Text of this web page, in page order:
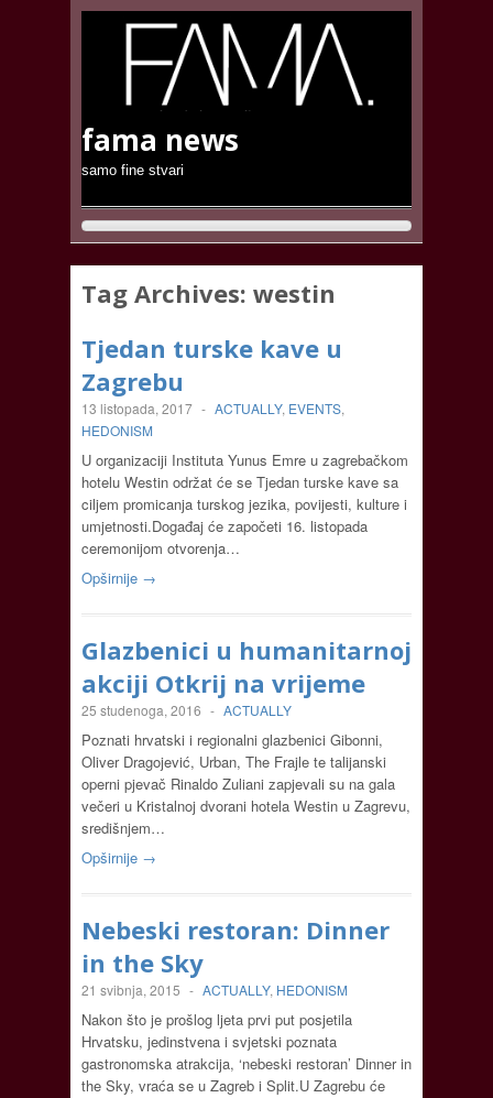
fama news
samo fine stvari
Tag Archives: westin
Tjedan turske kave u
Zagrebu
13 listopada, 2017 - ACTUALLY, EVENTS,
HEDONISM
U organizaciji Instituta Yunus Emre u zagrebačkom
hotelu Westin održat će se Tjedan turske kave sa
ciljem promicanja turskog jezika, povijesti, kulture i
umjetnosti.Događaj će započeti 16. listopada
ceremonijom otvorenja…
Opširnije →
Glazbenici u humanitarnoj
akciji Otkrij na vrijeme
25 studenoga, 2016 - ACTUALLY
Poznati hrvatski i regionalni glazbenici Gibonni,
Oliver Dragojević, Urban, The Frajle te talijanski
operni pjevač Rinaldo Zuliani zapjevali su na gala
večeri u Kristalnoj dvorani hotela Westin u Zagrevu,
središnjem…
Opširnije →
Nebeski restoran: Dinner
in the Sky
21 svibnja, 2015 - ACTUALLY, HEDONISM
Nakon što je prošlog ljeta prvi put posjetila
Hrvatsku, jedinstvena i svjetski poznata
gastronomska atrakcija, ‘nebeski restoran’ Dinner in
the Sky, vraća se u Zagreb i Split.U Zagrebu će